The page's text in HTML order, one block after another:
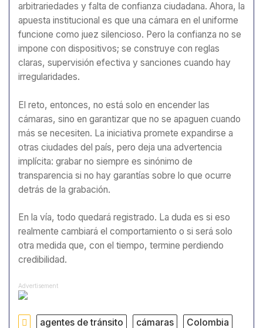
arbitrariedades y falta de confianza ciudadana. Ahora, la
apuesta institucional es que una cámara en el uniforme
funcione como juez silencioso. Pero la confianza no se
impone con dispositivos; se construye con reglas
claras, supervisión efectiva y sanciones cuando hay
irregularidades.
El reto, entonces, no está solo en encender las
cámaras, sino en garantizar que no se apaguen cuando
más se necesiten. La iniciativa promete expandirse a
otras ciudades del país, pero deja una advertencia
implícita: grabar no siempre es sinónimo de
transparencia si no hay garantías sobre lo que ocurre
detrás de la grabación.
En la vía, todo quedará registrado. La duda es si eso
realmente cambiará el comportamiento o si será solo
otra medida que, con el tiempo, termine perdiendo
credibilidad.
Advertisement
agentes de tránsito cámaras Colombia